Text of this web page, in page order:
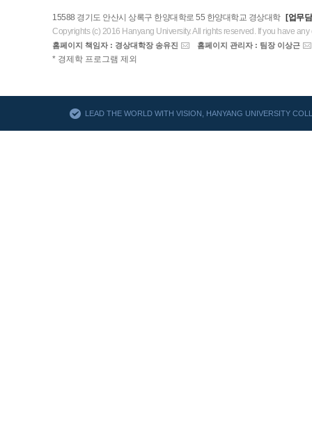
15588 경기도 안산시 상록구 한양대학로 55 한양대학교 경상대학
[업무
Copyrights (c) 2016 Hanyang University. All rights reserved. If you have any
홈페이지 책임자 : 경상대학장 송유진 홈페이지 관리자 : 팀장 이상근
AACSB
* 경제학 프로그램 제외
LEAD THE WORLD WITH VISION, HANYANG UNIVERSITY